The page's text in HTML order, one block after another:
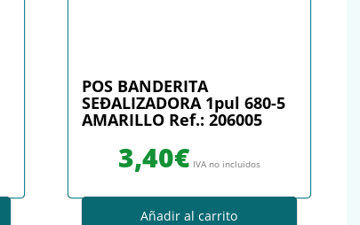
POS BANDERITA
SEÐALIZADORA 1pul 680-5
AMARILLO Ref.: 206005
3,40€ IVA no incluidos
Añadir al carrito